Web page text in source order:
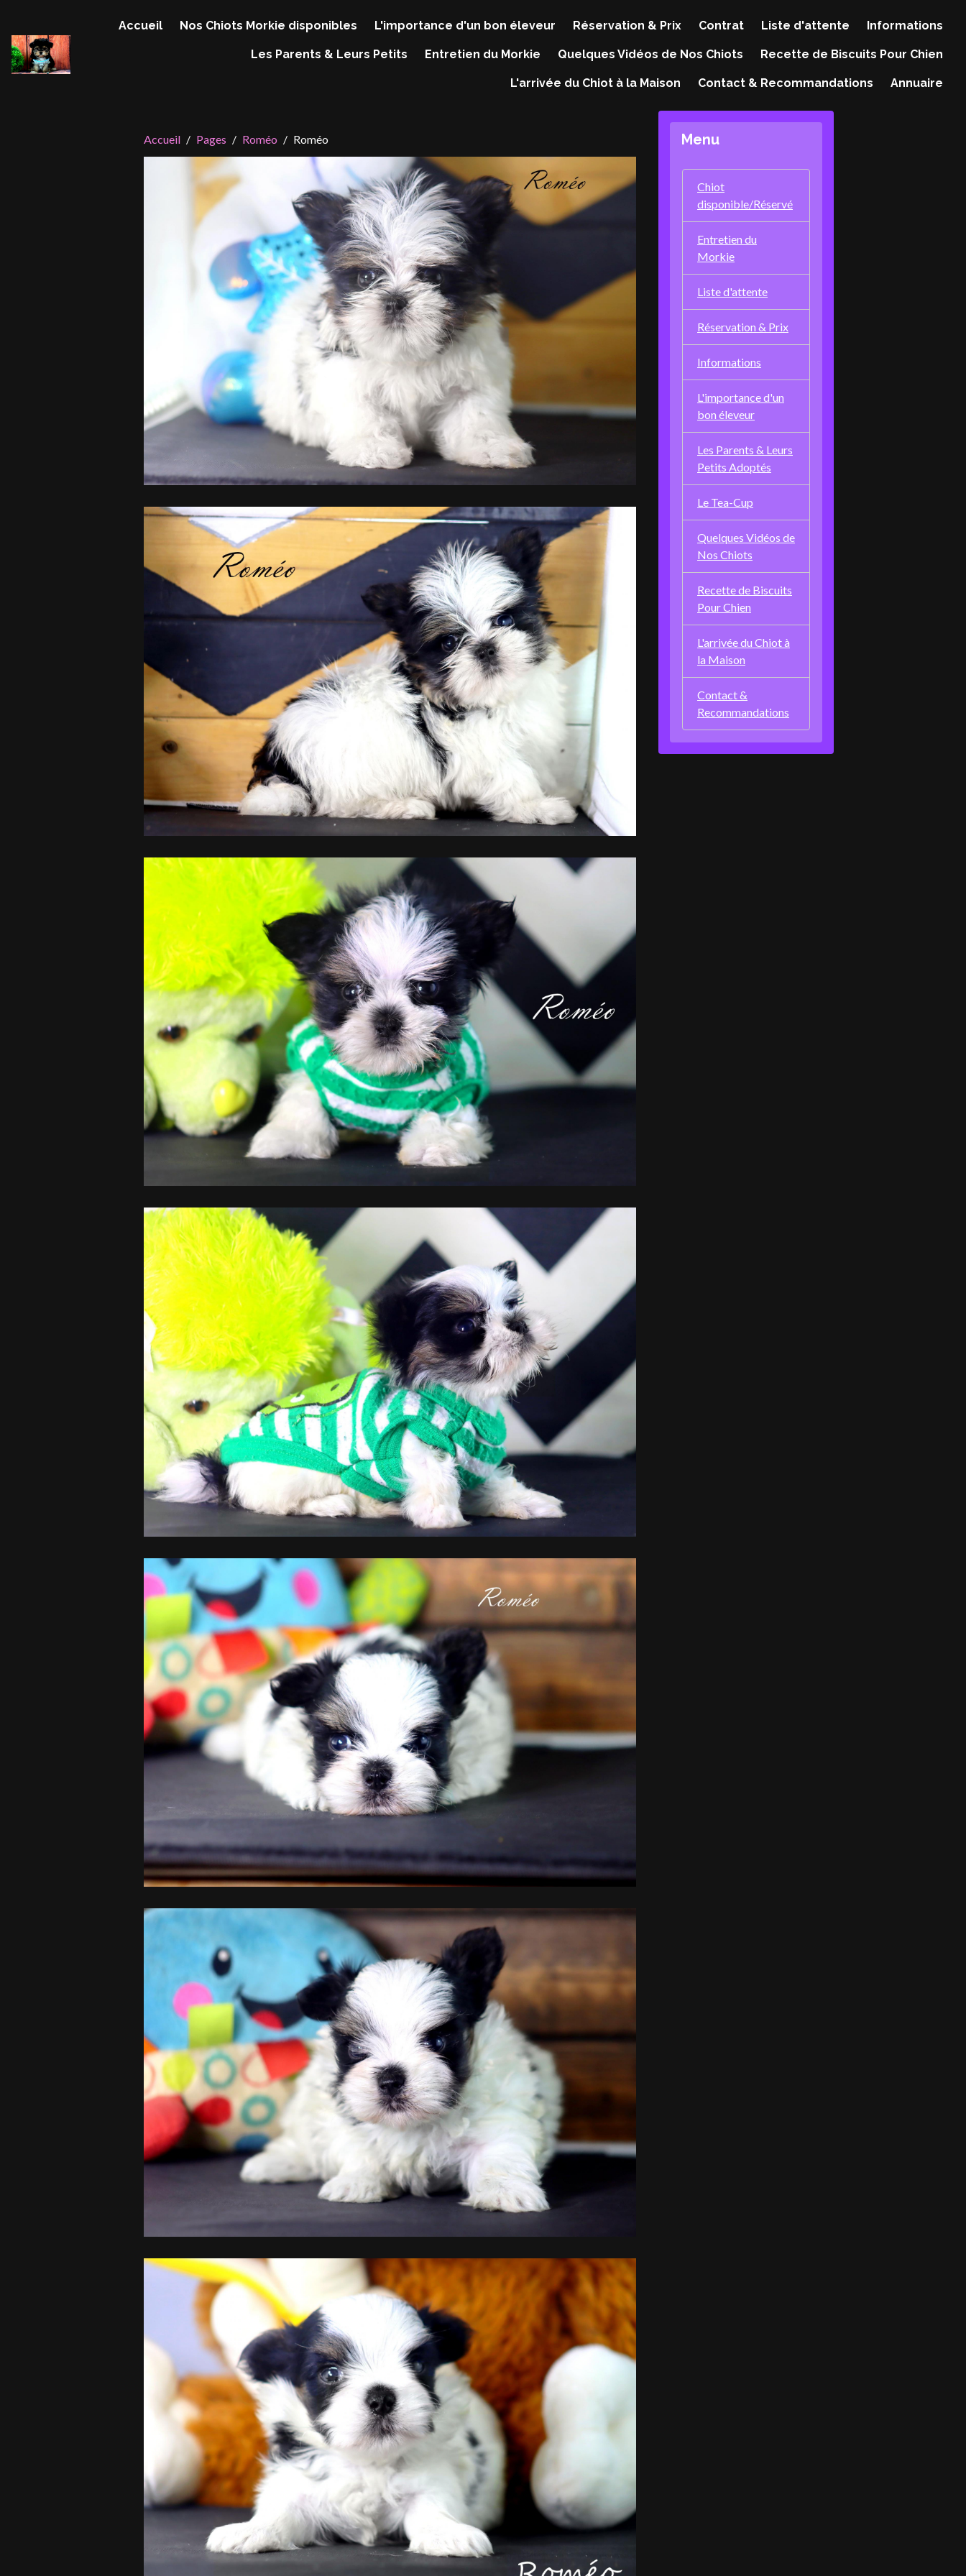
Accueil Nos Chiots Morkie disponibles L'importance d'un bon éleveur Réservation & Prix Contrat Liste d'attente Informations
Les Parents & Leurs Petits Entretien du Morkie Quelques Vidéos de Nos Chiots Recette de Biscuits Pour Chien
L'arrivée du Chiot à la Maison Contact & Recommandations Annuaire
Accueil Pages Roméo Roméo Menu
Chiot
disponible/Réservé
Entretien du
Morkie
Liste d'attente
Réservation & Prix
Informations
L'importance d'un
bon éleveur
Les Parents & Leurs
Petits Adoptés
Le Tea-Cup
Quelques Vidéos de
Nos Chiots
Recette de Biscuits
Pour Chien
L'arrivée du Chiot à
la Maison
Contact &
Recommandations